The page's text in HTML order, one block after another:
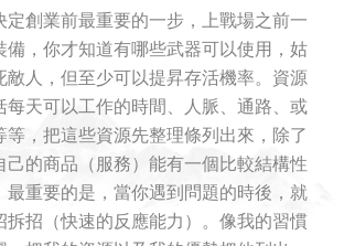
定創業前最重要的一步，上戰場之前一
備，你才知道有哪些武器可以使用，姑
敵人，但至少可以提昇存活機率。資源
每天可以工作的時間、人脈、通路、或
等，把這些資源先整理條列出來，除了
己的商品（服務）能有一個比較結構性
最重要的是，當你遇到問題的時後，就
拆招（快速的反應能力）。像我的習慣